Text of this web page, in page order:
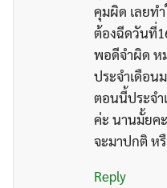
คุมผิด เลยท
ต้องฉีดวันที่
พอดีจำผิด ห
ประจำเดือน
ตอนนี้ประจำ
ค่ะ นานมั้ยค
จะมาปกติ ห
Reply